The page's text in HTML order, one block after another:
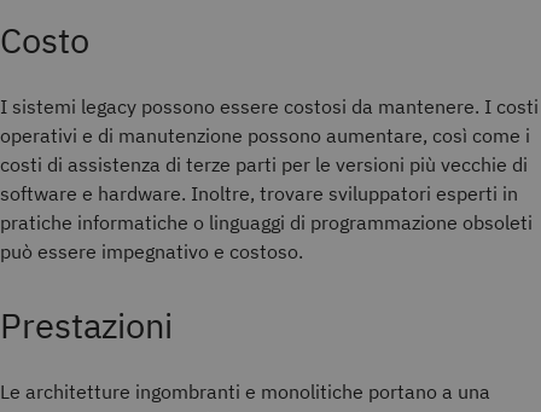
Costo
I sistemi legacy possono essere costosi da mantenere. I costi
operativi e di manutenzione possono aumentare, così come i
costi di assistenza di terze parti per le versioni più vecchie di
software e hardware. Inoltre, trovare sviluppatori esperti in
pratiche informatiche o linguaggi di programmazione obsoleti
può essere impegnativo e costoso.
Prestazioni
Le architetture ingombranti e monolitiche portano a una